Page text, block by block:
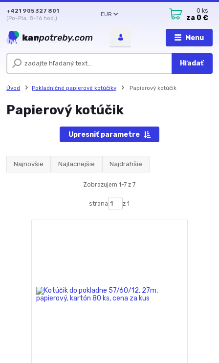
Menu
EUR
Hľadať
+421 905 327 801
(Po-Pia, 8-16 hod.)
0 ks
za 0 €
Úvod Pokladničné papierové kotúčiky Papierový kotúčik
Papierový kotúčik
Upresniť parametre
Najnovšie Najlacnejšie Najdrahšie
Zobrazujem 1-7 z 7
strana z 1